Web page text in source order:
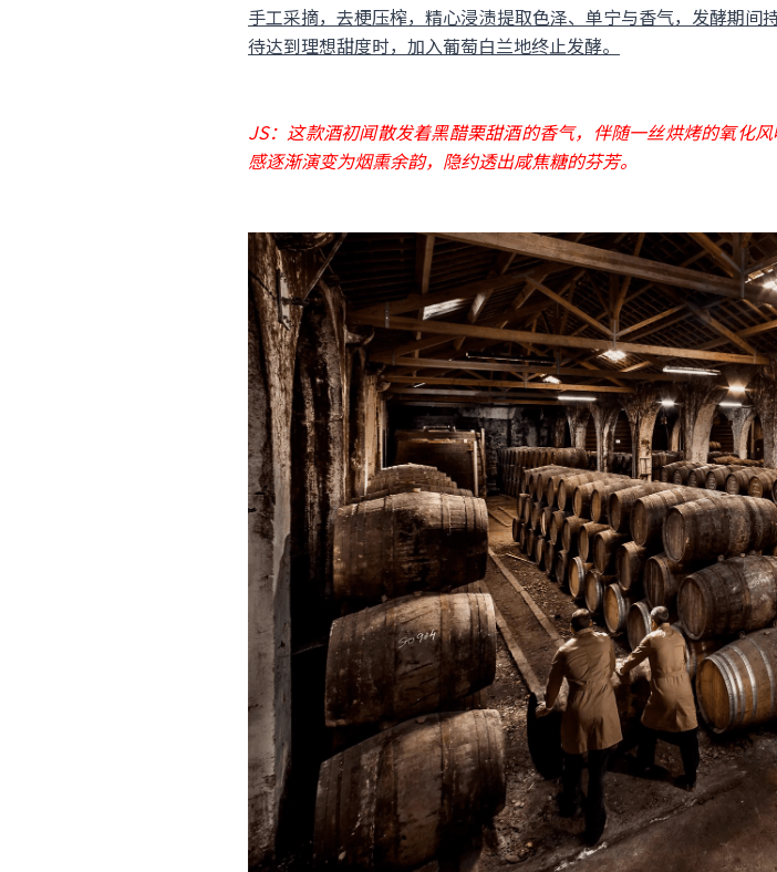
手工采摘，去梗压榨，精心浸渍提取色泽、单宁与香气，发酵期间
待达到理想甜度时，加入葡萄白兰地终止发酵。
JS：这款酒初闻散发着黑醋栗甜酒的香气，伴随一丝烘烤的氧化
感逐渐演变为烟熏余韵，隐约透出咸焦糖的芬芳。